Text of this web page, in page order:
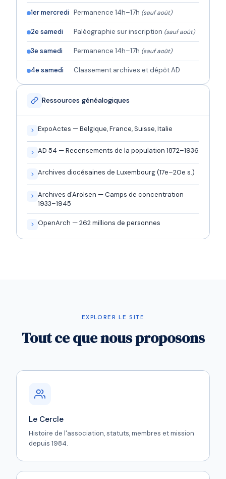
1er mercredi Permanence 14h–17h (sauf août)
2e samedi Paléographie sur inscription (sauf août)
3e samedi Permanence 14h–17h (sauf août)
4e samedi Classement archives et dépôt AD
Ressources généalogiques
ExpoActes — Belgique, France, Suisse, Italie
AD 54 — Recensements de la population 1872–1936
Archives diocésaines de Luxembourg (17e–20e s.)
Archives d'Arolsen — Camps de concentration
1933–1945
OpenArch — 262 millions de personnes
EXPLORER LE SITE
Tout ce que nous proposons
Le Cercle
Histoire de l'association, statuts, membres et mission
depuis 1984.